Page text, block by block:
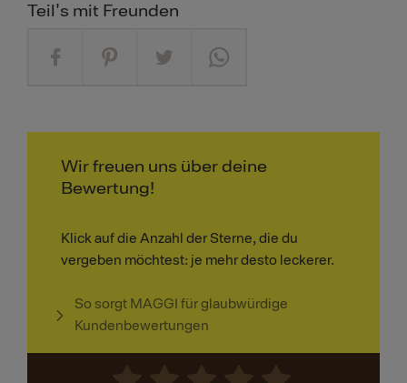
Teil's mit Freunden
Wir freuen uns über deine
Bewertung!
Klick auf die Anzahl der Sterne, die du
vergeben möchtest: je mehr desto leckerer.
So sorgt MAGGI für glaubwürdige
Kundenbewertungen